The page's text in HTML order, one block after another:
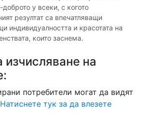
у всеки, с когото
резултат са впечатляващи
индивидуалността и красотата на
които заснема.
изчисляване на
потребители могат да видят
Натиснете тук за да влезете